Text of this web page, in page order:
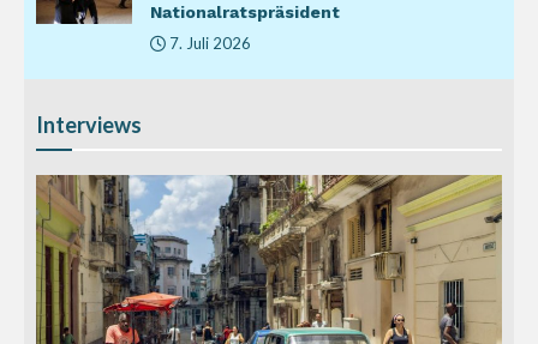
Nationalratspräsident
7. Juli 2026
Interviews